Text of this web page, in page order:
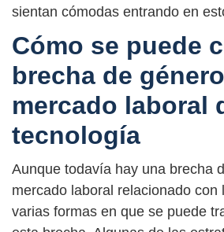
sientan cómodas entrando en
Cómo se puede
brecha de
mercado laboral
tecnología
Aunque todavía hay una brecha
mercado laboral relacionado con
varias formas en que se puede